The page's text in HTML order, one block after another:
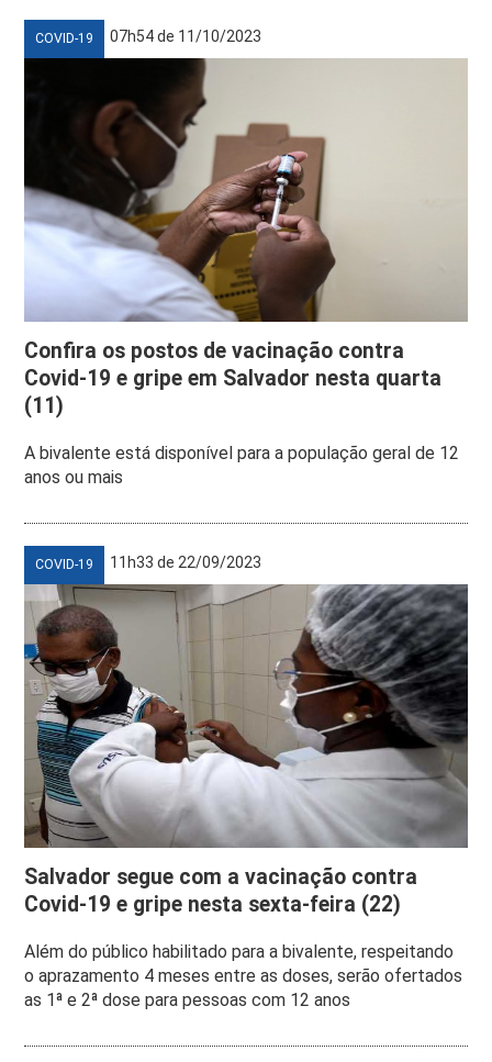
COVID-19 07h54 de 11/10/2023
Confira os postos de vacinação contra
Covid-19 e gripe em Salvador nesta quarta
(11)
A bivalente está disponível para a população geral de 12
anos ou mais
COVID-19 11h33 de 22/09/2023
Salvador segue com a vacinação contra
Covid-19 e gripe nesta sexta-feira (22)
Além do público habilitado para a bivalente, respeitando
o aprazamento 4 meses entre as doses, serão ofertados
as 1ª e 2ª dose para pessoas com 12 anos